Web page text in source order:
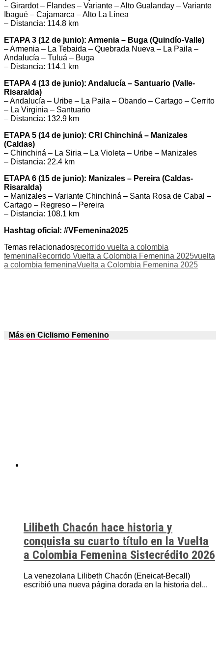
– Girardot – Flandes – Variante – Alto Gualanday – Variante
Ibagué – Cajamarca – Alto La Línea
– Distancia: 114.8 km
ETAPA 3 (12 de junio): Armenia – Buga (Quindío-Valle)
– Armenia – La Tebaida – Quebrada Nueva – La Paila –
Andalucía – Tuluá – Buga
– Distancia: 114.1 km
ETAPA 4 (13 de junio): Andalucía – Santuario (Valle-
Risaralda)
– Andalucía – Uribe – La Paila – Obando – Cartago – Cerrito
– La Virginia – Santuario
– Distancia: 132.9 km
ETAPA 5 (14 de junio): CRI Chinchiná – Manizales
(Caldas)
– Chinchiná – La Siria – La Violeta – Uribe – Manizales
– Distancia: 22.4 km
ETAPA 6 (15 de junio): Manizales – Pereira (Caldas-
Risaralda)
– Manizales – Variante Chinchiná – Santa Rosa de Cabal –
Cartago – Regreso – Pereira
– Distancia: 108.1 km
Hashtag oficial: #VFemenina2025
Temas relacionadosrecorrido vuelta a colombia
femeninaRecorrido Vuelta a Colombia Femenina 2025vuelta
a colombia femeninaVuelta a Colombia Femenina 2025
Más en Ciclismo Femenino
Lilibeth Chacón hace historia y
conquista su cuarto título en la Vuelta
a Colombia Femenina Sistecrédito 2026
La venezolana Lilibeth Chacón (Eneicat-Becall)
escribió una nueva página dorada en la historia del...